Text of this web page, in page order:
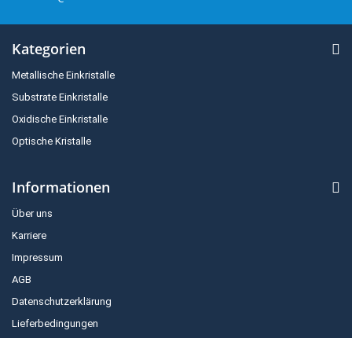
Kategorien
Metallische Einkristalle
Substrate Einkristalle
Oxidische Einkristalle
Optische Kristalle
Informationen
Über uns
Karriere
Impressum
AGB
Datenschutzerklärung
Lieferbedingungen